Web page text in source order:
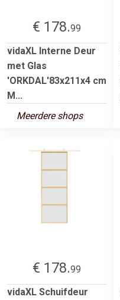
€ 178.99
vidaXL Interne Deur
met Glas
'ORKDAL'83x211x4 cm
M...
Meerdere shops
€ 178.99
vidaXL Schuifdeur